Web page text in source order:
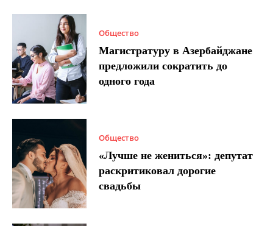
Общество
Магистратуру в Азербайджане
предложили сократить до
одного года
Общество
«Лучше не жениться»: депутат
раскритиковал дорогие
свадьбы